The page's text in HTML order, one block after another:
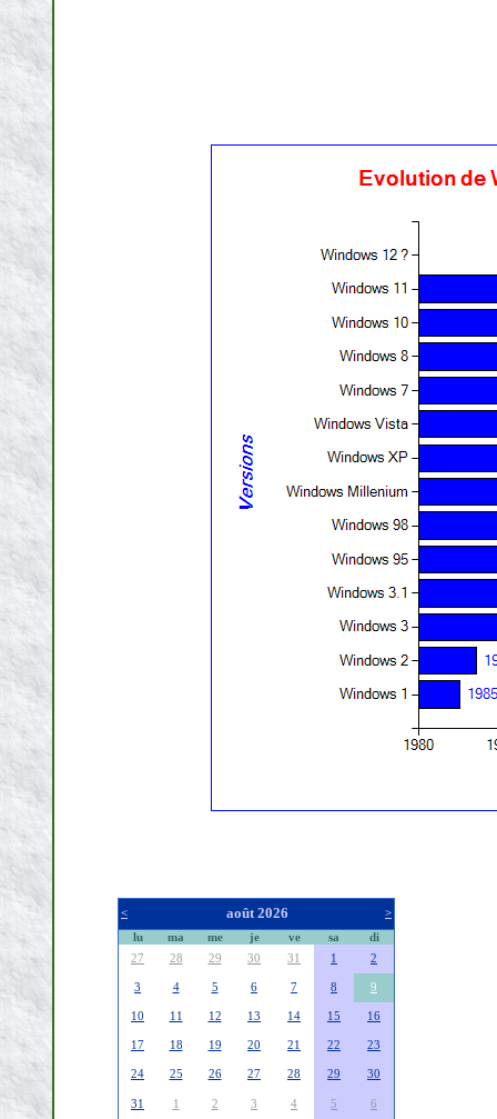
< août 2026
>
lu
ma me je ve sa
di
27
28 29 30 31 1 2
3 4 5 6 7 8 9
10 11 12 13 14 15 16
17 18 19 20 21 22 23
24 25 26 27 28 29 30
31 1 2 3 4 5 6